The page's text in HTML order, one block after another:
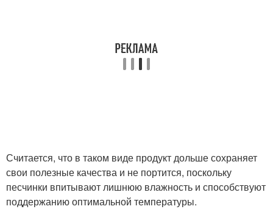
Считается, что в таком виде продукт дольше сохраняет
свои полезные качества и не портится, поскольку
песчинки впитывают лишнюю влажность и способствуют
поддержанию оптимальной температуры.